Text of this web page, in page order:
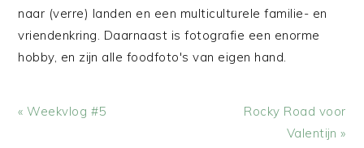
naar (verre) landen en een multiculturele familie- en
vriendenkring. Daarnaast is fotografie een enorme
hobby, en zijn alle foodfoto's van eigen hand.
Vorig
« Weekvlog #5
Volgend
bericht:
Rocky Road voor
Valentijn »